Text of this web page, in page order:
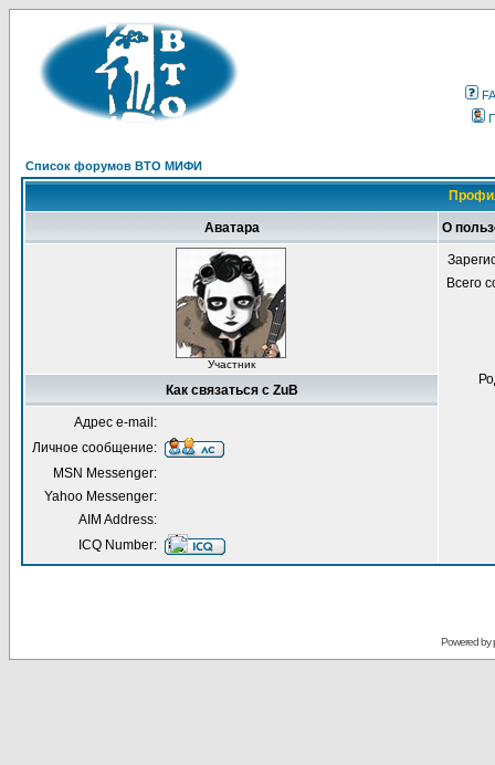
Список форумов ВТО МИФИ
Аватара О
Участник
Всего
Как связаться с ZuB
Адрес e-mail:
Личное сообщение:
MSN Messenger:
Yahoo Messenger:
AIM Address:
ICQ Number:
Powered by